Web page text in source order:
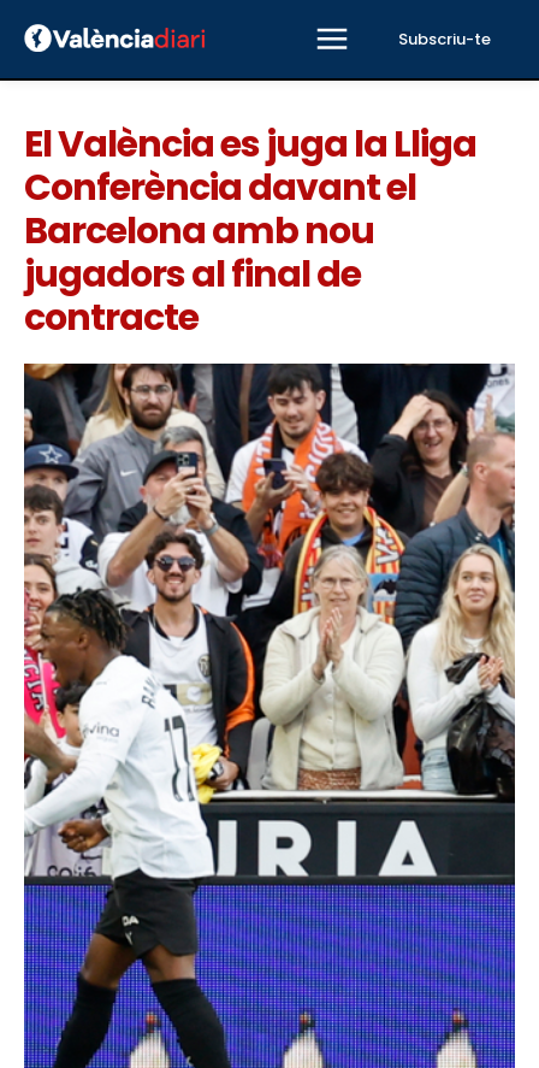
Subscriu-te
El València es juga la Lliga
Conferència davant el
Barcelona amb nou
jugadors al final de
contracte